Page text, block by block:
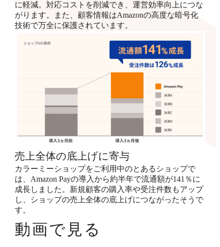
に軽減。対応コストを削減でき、運営効率向上につな
がります。また、顧客情報はAmazonの高度な暗号化
技術で万全に保護されています。
売上全体の底上げに寄与
カラーミーショップをご利用中のとあるショップで
は、Amazon Payの導入から約半年で流通額が141％に
成長しました。新規顧客の購入率や受注件数もアップ
し、ショップの売上全体の底上げにつながったそうで
す。
動画で見る